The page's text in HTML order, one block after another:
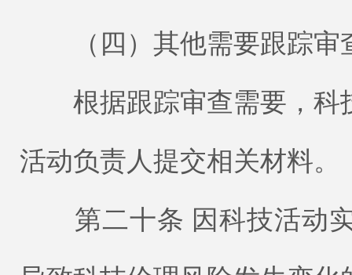
（四）其他需要跟踪审
根据跟踪审查需要，科
活动负责人提交相关材料。
第二十条 因科技活动实